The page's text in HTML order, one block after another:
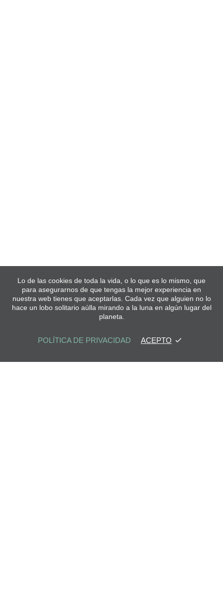
Lo de las cookies de toda la vida, o lo que es lo mismo, que
para asegurarnos de que tengas la mejor experiencia en
nuestra web tienes que aceptarlas. Cada vez que alguien no lo
hace un lobo solitario aúlla mirando a la luna en algún lugar del
planeta.
POLÍTICA DE PRIVACIDAD ACEPTO